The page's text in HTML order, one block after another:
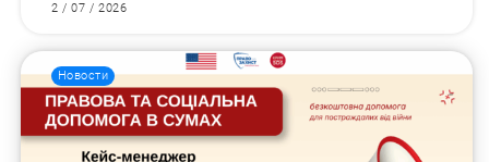
2 / 07 / 2026
Новости